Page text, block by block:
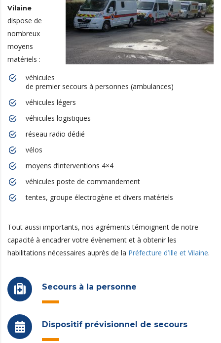
Vilaine
dispose de
nombreux
moyens
matériels :
véhicules
de premier secours à personnes (ambulances)
véhicules légers
véhicules logistiques
réseau radio dédié
vélos
moyens d’interventions 4×4
véhicules poste de commandement
tentes, groupe électrogène et divers matériels
Tout aussi importants, nos agréments témoignent de notre
capacité à encadrer votre évènement et à obtenir les
habilitations nécessaires auprès de la Préfecture d’Ille et Vilaine.
Secours à la personne
Dispositif prévisionnel de secours